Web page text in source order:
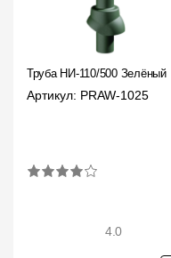
Труба НИ-110/500 Зелёный
Артикул: PRAW-1025
4.0